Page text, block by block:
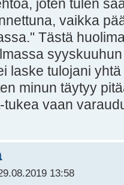
joten tulen
vaikka
Tästä
laske tulojani
minun täytyy
tukea vaan
13:58